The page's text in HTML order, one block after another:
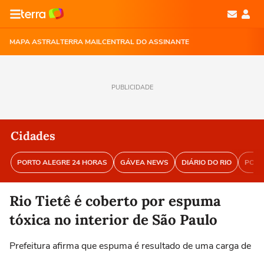
MAPA ASTRALTERRA MAILCENTRAL DO ASSINANTE
PUBLICIDADE
Cidades
PORTO ALEGRE 24 HORAS GÁVEA NEWS DIÁRIO DO RIO
Rio Tietê é coberto por espuma
tóxica no interior de São Paulo
Prefeitura afirma que espuma é resultado de uma carga de